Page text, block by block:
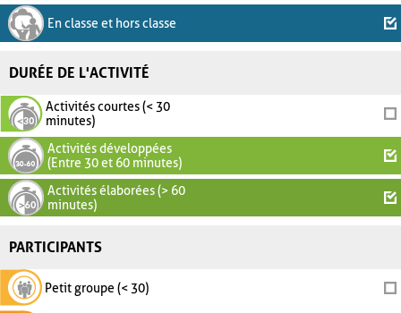
En classe et hors classe
DURÉE DE L'ACTIVITÉ
Activités courtes (< 30
minutes)
Activités développées
(Entre 30 et 60 minutes)
Activités élaborées (> 60
minutes)
PARTICIPANTS
Petit groupe (< 30)